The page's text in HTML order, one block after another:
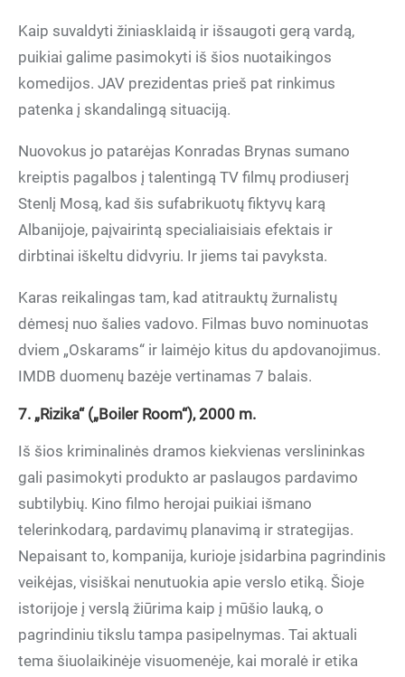
Kaip suvaldyti žiniasklaidą ir išsaugoti gerą vardą,
puikiai galime pasimokyti iš šios nuotaikingos
komedijos. JAV prezidentas prieš pat rinkimus
patenka į skandalingą situaciją.
Nuovokus jo patarėjas Konradas Brynas sumano
kreiptis pagalbos į talentingą TV filmų prodiuserį
Stenlį Mosą, kad šis sufabrikuotų fiktyvų karą
Albanijoje, paįvairintą specialiaisiais efektais ir
dirbtinai iškeltu didvyriu. Ir jiems tai pavyksta.
Karas reikalingas tam, kad atitrauktų žurnalistų
dėmesį nuo šalies vadovo. Filmas buvo nominuotas
dviem „Oskarams“ ir laimėjo kitus du apdovanojimus.
IMDB duomenų bazėje vertinamas 7 balais.
7. „Rizika“ („Boiler Room“), 2000 m.
Iš šios kriminalinės dramos kiekvienas verslininkas
gali pasimokyti produkto ar paslaugos pardavimo
subtilybių. Kino filmo herojai puikiai išmano
telerinkodarą, pardavimų planavimą ir strategijas.
Nepaisant to, kompanija, kurioje įsidarbina pagrindinis
veikėjas, visiškai nenutuokia apie verslo etiką. Šioje
istorijoje į verslą žiūrima kaip į mūšio lauką, o
pagrindiniu tikslu tampa pasipelnymas. Tai aktuali
tema šiuolaikinėje visuomenėje, kai moralė ir etika